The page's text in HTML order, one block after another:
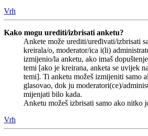
Vrh
Kako mogu urediti/izbrisati anketu?
Ankete može urediti/uređivati/izbrisati
kreirala/o, moderator/ica i(li)
izmijenio/la anketu, ako imaš
temi [ako je kreirana, anketa se uvijek
temi]. Ti anketu možeš izmijeniti samo
glasovao, dok ju moderatori(ce)/
mijenjati bilo kada.
Anketu možeš izbrisati samo ako nitko
Vrh